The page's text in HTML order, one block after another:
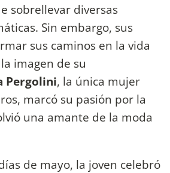
sobrellevar diversas
Sin embargo, sus
sus caminos en la vida
imagen de su
Pergolini, la única mujer
marcó su pasión por la
una amante de la moda
de mayo, la joven celebró